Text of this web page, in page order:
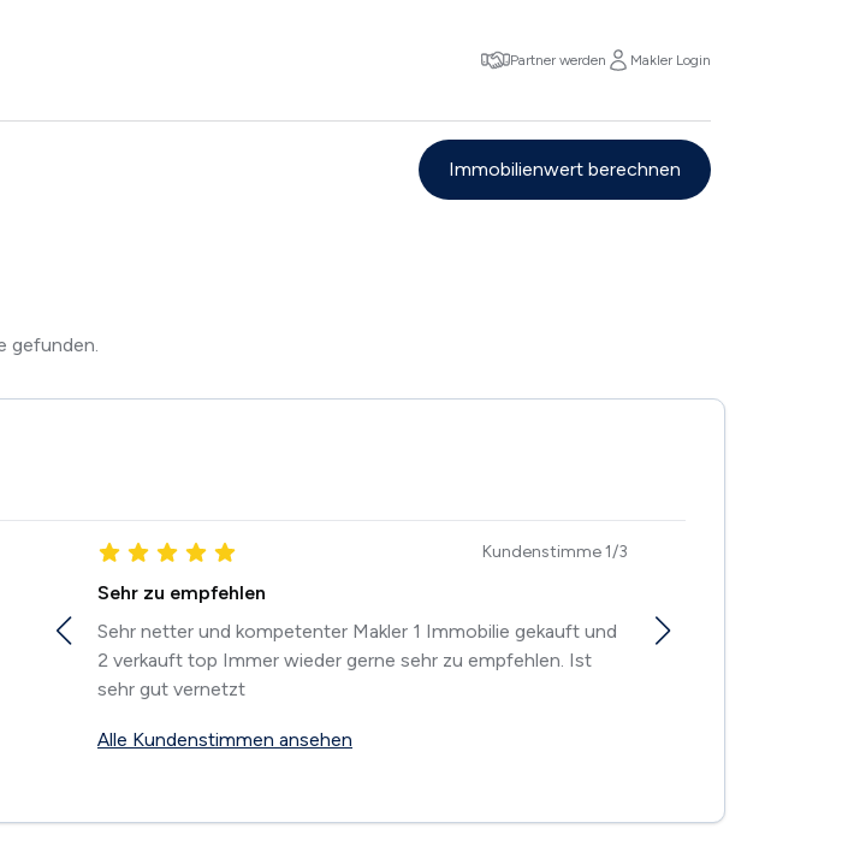
Partner werden Makler Login
Immobilienwert berechnen
gefunden.
Kundenstimme 1/3
Sehr zu empfehlen
Sehr netter und kompetenter Makler 1 Immobilie gekauft und
2 verkauft top Immer wieder gerne sehr zu empfehlen. Ist
sehr gut vernetzt
Alle Kundenstimmen ansehen